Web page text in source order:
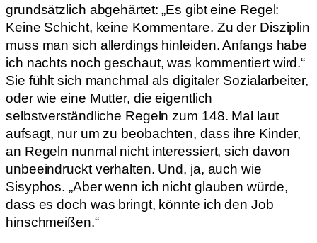
grundsätzlich abgehärtet: „Es gibt eine Regel:
Keine Schicht, keine Kommentare. Zu der Disziplin
muss man sich allerdings hinleiden. Anfangs habe
ich nachts noch geschaut, was kommentiert wird.“
Sie fühlt sich manchmal als digitaler Sozialarbeiter,
oder wie eine Mutter, die eigentlich
selbstverständliche Regeln zum 148. Mal laut
aufsagt, nur um zu beobachten, dass ihre Kinder,
an Regeln nunmal nicht interessiert, sich davon
unbeeindruckt verhalten. Und, ja, auch wie
Sisyphos. „Aber wenn ich nicht glauben würde,
dass es doch was bringt, könnte ich den Job
hinschmeißen.“